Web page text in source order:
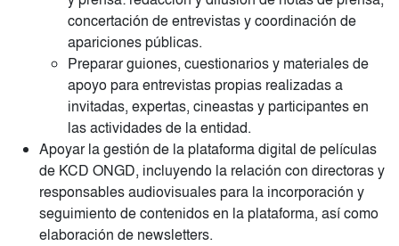
concertación de entrevistas y coordinación de
apariciones públicas.
Preparar guiones, cuestionarios y materiales de
apoyo para entrevistas propias realizadas a
invitadas, expertas, cineastas y participantes en
las actividades de la entidad.
Apoyar la gestión de la plataforma digital de películas
de KCD ONGD, incluyendo la relación con directoras y
responsables audiovisuales para la incorporación y
seguimiento de contenidos en la plataforma, así como
elaboración de newsletters.